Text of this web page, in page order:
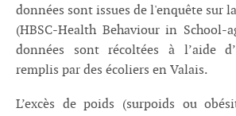
données sont issues de l'enquête sur
(HBSC-Health Behaviour in School-
données sont récoltées à l’aide
remplis par des écoliers en Valais.
L’excès de poids (surpoids ou